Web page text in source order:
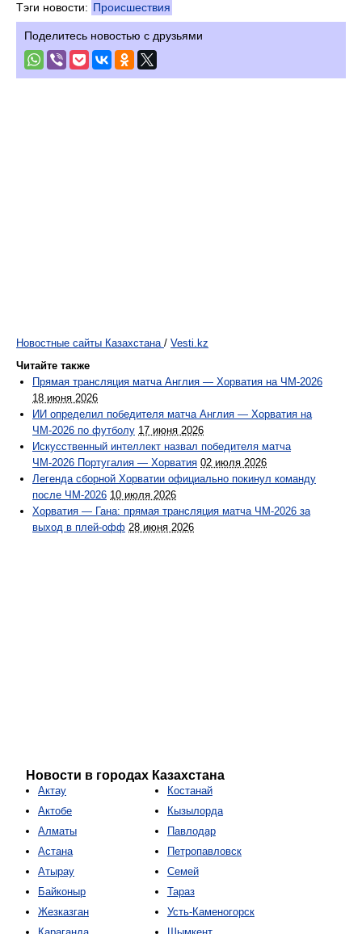
Тэги новости: Происшествия
Поделитесь новостью с друзьями
Новостные сайты Казахстана / Vesti.kz
Читайте также
Прямая трансляция матча Англия — Хорватия на ЧМ-2026
18 июня 2026
ИИ определил победителя матча Англия — Хорватия на
ЧМ-2026 по футболу 17 июня 2026
Искусственный интеллект назвал победителя матча
ЧМ-2026 Португалия — Хорватия 02 июля 2026
Легенда сборной Хорватии официально покинул команду
после ЧМ-2026 10 июля 2026
Хорватия — Гана: прямая трансляция матча ЧМ-2026 за
выход в плей-офф 28 июня 2026
Новости в городах Казахстана
Актау
Актобе
Алматы
Астана
Атырау
Байконыр
Жезказган
Костанай
Кызылорда
Павлодар
Петропавловск
Семей
Тараз
Усть-Каменогорск